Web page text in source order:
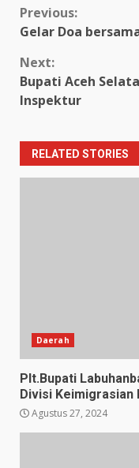
Continue
Previous:
Gelar Doa
Next:
Bupati Aceh
Inspektur
RELATED STORIES
Daerah
Plt.Bupati
Divisi Keimigrasian
Agustus 27, 2024